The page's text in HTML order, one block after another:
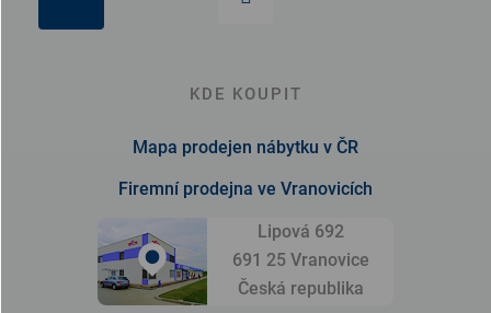
KDE KOUPIT
Mapa prodejen nábytku v ČR
Firemní prodejna ve Vranovicích
Lipová 692
691 25 Vranovice
Česká republika